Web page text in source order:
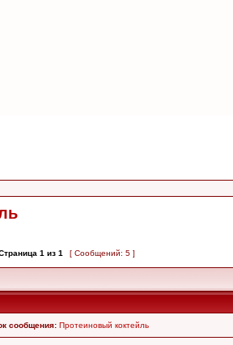
1 из 1 [ Сообщений: 5 ]
сообщения: Протеиновый коктейль